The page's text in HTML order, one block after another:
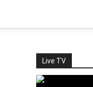
Live TV